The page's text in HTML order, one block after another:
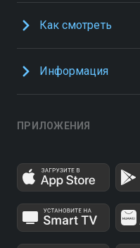
Как смотреть
Информация
ПРИЛОЖЕНИЯ